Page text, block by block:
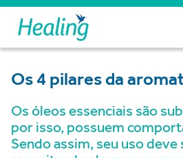
Os 4 pilares da
Os óleos essenciais são
por isso, possuem
Sendo assim, seu uso